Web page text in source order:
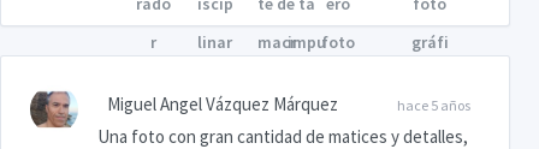
hace 5 años
Miguel Angel Vázquez Márquez
Una foto con gran cantidad de matices y detalles,